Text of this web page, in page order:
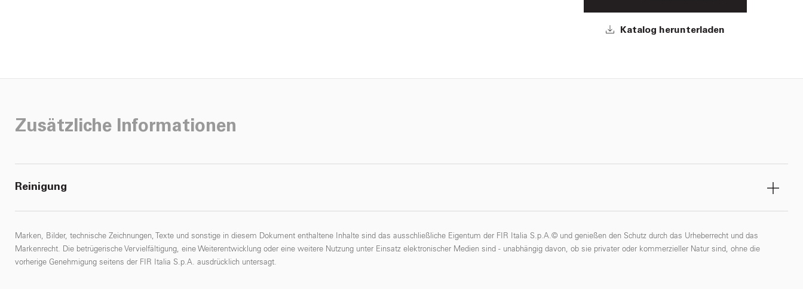
Katalog herunterladen
Zusätzliche Informationen
Reinigung
Marken, Bilder, technische Zeichnungen, Texte und sonstige in diesem Dokument enthaltene Inhalte sind das ausschließliche Eigentum der FIR Italia S.p.A.© und genießen den Schutz durch das Urheberrecht und das
Markenrecht. Die betrügerische Vervielfältigung, eine Weiterentwicklung oder eine weitere Nutzung unter Einsatz elektronischer Medien sind - unabhängig davon, ob sie privater oder kommerzieller Natur sind, ohne die
vorherige Genehmigung seitens der FIR Italia S.p.A. ausdrücklich untersagt.